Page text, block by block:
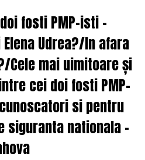
fosti PMP-isti –
Udrea?/In afara
Cele mai uimitoare și
cei doi fosti PMP-
si pentru
siguranta nationala –